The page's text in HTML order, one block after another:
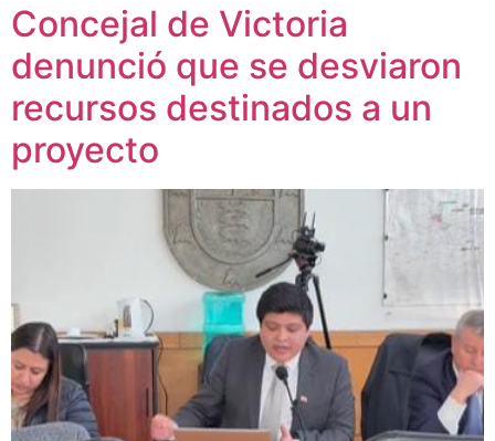
Concejal de Victoria
denunció que se desviaron
recursos destinados a un
proyecto